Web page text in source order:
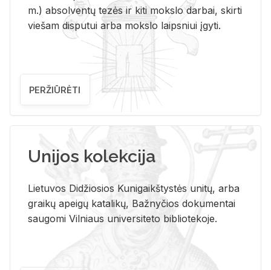
m.) absolventų tezės ir kiti mokslo darbai, skirti
viešam disputui arba mokslo laipsniui įgyti.
PERŽIŪRĖTI
Unijos kolekcija
Lietuvos Didžiosios Kunigaikštystės unitų, arba
graikų apeigų katalikų, Bažnyčios dokumentai
saugomi Vilniaus universiteto bibliotekoje.